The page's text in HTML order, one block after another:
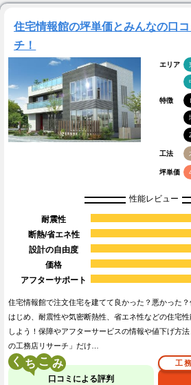
住宅情報館の坪単価とみんなの口
チ！
エリア
特徴
工法
坪単価
性能レビュー
耐震性
断熱/省エネ性
設計の自由度
価格
アフターサポート
住宅情報館で注文住宅を建てて良かった？悪かった
はじめ、耐震性や気密断熱性、省エネ性などの住宅
しよう！保障やアフターサービスの情報や値下げ方
の工務店リサーチ」だけ…
く こ
口コミによる評判
工